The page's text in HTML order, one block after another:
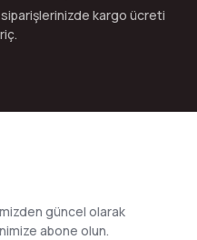
kargo ücreti
güncel olarak
abone olun.